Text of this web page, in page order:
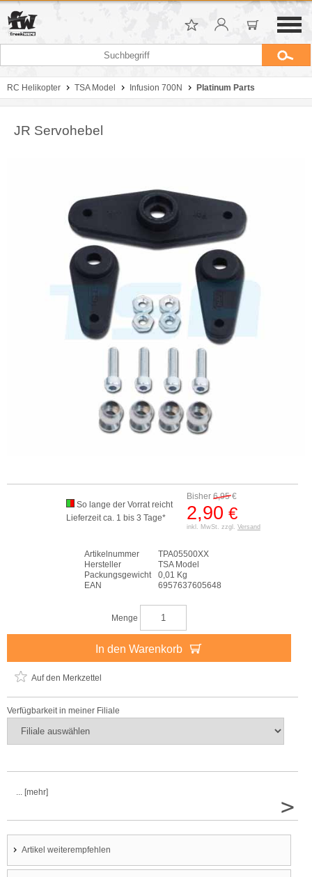
RC Helikopter TSA Model Infusion 700N Platinum Parts
JR Servohebel
Bisher 6,95€
2,90 €
inkl. MwSt. zzgl. Versand
So lange der Vorrat reicht
Lieferzeit ca. 1 bis 3 Tage*
Artikelnummer
TPA05500XX
Hersteller
TSA Model
Packungsgewicht
0,01 Kg
EAN
6957637605648
Menge
In den Warenkorb
Auf den Merkzettel
Verfügbarkeit in meiner Filiale
... [mehr]
>
Artikel weiterempfehlen